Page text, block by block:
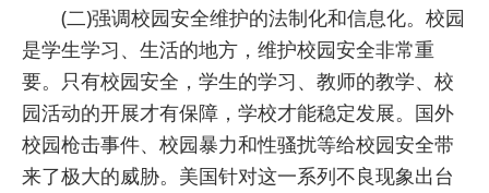
(二)强调校园安全维护的法制化和信息化。校园
是学生学习、生活的地方，维护校园安全非常重
要。只有校园安全，学生的学习、教师的教学、校
园活动的开展才有保障，学校才能稳定发展。国外
校园枪击事件、校园暴力和性骚扰等给校园安全带
来了极大的威胁。美国针对这一系列不良现象出台